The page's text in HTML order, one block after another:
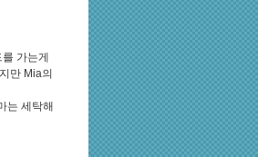
가는게
만 Mia의
는 세탁해